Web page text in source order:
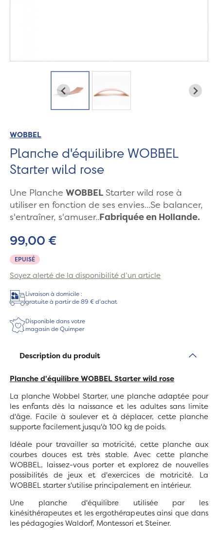
WOBBEL
Planche d'équilibre WOBBEL
Starter wild rose
Une Planche WOBBEL Starter wild rose à
utiliser en fonction de ses envies...Se balancer,
s'entraîner, s'amuser..Fabriquée en Hollande.
EPUISÉ
99,00 €
Soyez alerté de la disponibilité d’un article
Livraison à domicile :
gratuite à partir de 89 € d'achat
Disponible dans votre
magasin de Quimper
Description du produit
Planche d'équilibre WOBBEL Starter wild rose
La planche Wobbel Starter, une planche adaptée pour
les enfants dès la naissance et les adultes sans limite
d'âge. Facile à soulever et à déplacer, cette planche
supporte facilement jusqu'à 100 kg de poids.
Idéale pour travailler sa motricité, cette planche aux
courbes douces est très stable. Avec cette planche
WOBBEL, laissez-vous porter et explorez de nouvelles
possibilités de jeux et d'exercices de motricité. La
WOBBEL starter s'utilise principalement en intérieur.
Une planche d'équilibre utilisée par les
kinésithérapeutes et les ergothérapeutes ainsi que dans
les pédagogies Waldorf, Montessori et Steiner.